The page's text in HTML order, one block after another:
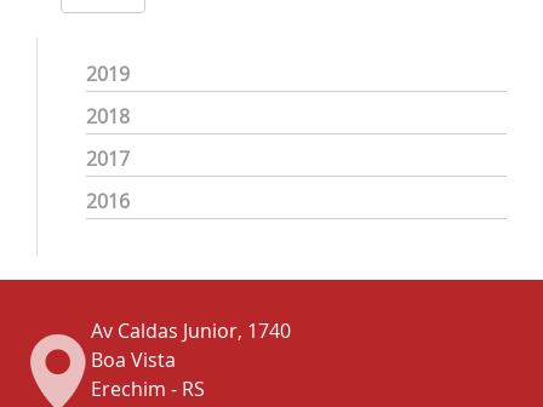
2019
2018
2017
2016
Av Caldas Junior, 1740
Boa Vista
Erechim - RS